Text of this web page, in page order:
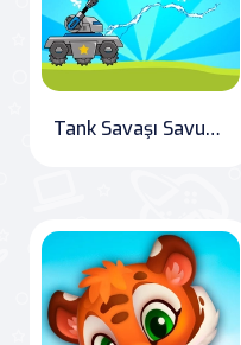
Tank Savaşı Savunması